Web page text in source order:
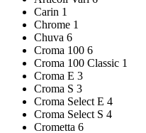
Carin 1
Chrome 1
Chuva 6
Croma 100 6
Croma 100 Classic 1
Croma E 3
Croma S 3
Croma Select E 4
Croma Select S 4
Crometta 6